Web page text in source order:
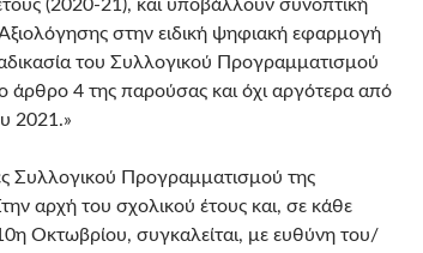
(2020-21), και υποβάλλουν συνοπτική
στην ειδική ψηφιακή εφαρμογή
του Συλλογικού Προγραμματισμού
άρθρο 4 της παρούσας και όχι αργότερα από
2021.»
Συλλογικού Προγραμματισμού της
αρχή του σχολικού έτους και, σε κάθε
Οκτωβρίου, συγκαλείται, με ευθύνη του/